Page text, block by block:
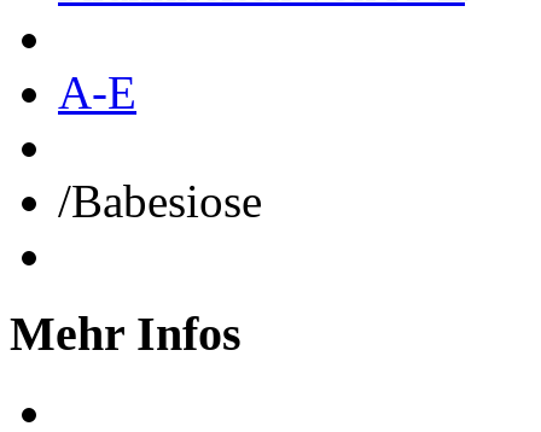
A-E
/Babesiose
Mehr Infos